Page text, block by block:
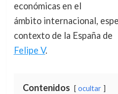
económicas en el
ámbito internacional,
contexto de la España de
Felipe V.
Contenidos ocultar